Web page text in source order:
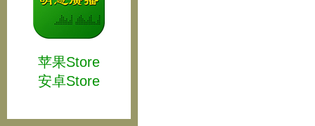
苹果Store
安卓Store